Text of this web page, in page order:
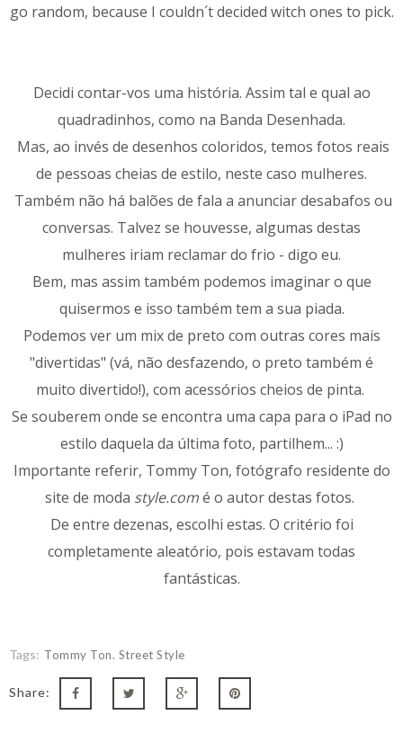
go random, because I couldn´t decided witch ones to pick.
Decidi contar-vos uma história. Assim tal e qual ao
quadradinhos, como na Banda Desenhada.
Mas, ao invés de desenhos coloridos, temos fotos reais
de pessoas cheias de estilo, neste caso mulheres.
Também não há balões de fala a anunciar desabafos ou
conversas. Talvez se houvesse, algumas destas
mulheres iriam reclamar do frio - digo eu.
Bem, mas assim também podemos imaginar o que
quisermos e isso também tem a sua piada.
Podemos ver um mix de preto com outras cores mais
"divertidas" (vá, não desfazendo, o preto também é
muito divertido!), com acessórios cheios de pinta.
Se souberem onde se encontra uma capa para o iPad no
estilo daquela da última foto, partilhem... :)
Importante referir, Tommy Ton, fotógrafo residente do
site de moda style.comé o autor destas fotos.
De entre dezenas, escolhi estas. O critério foi
completamente aleatório, pois estavam todas
fantásticas.
Tags: Tommy Ton. Street Style
Share: